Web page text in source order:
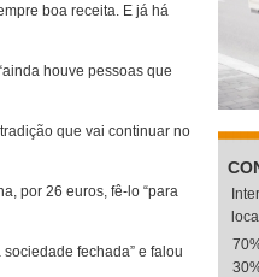
boa receita. E já há
houve pessoas que
que vai continuar no
por 26 euros, fê-lo “para
fechada” e falou